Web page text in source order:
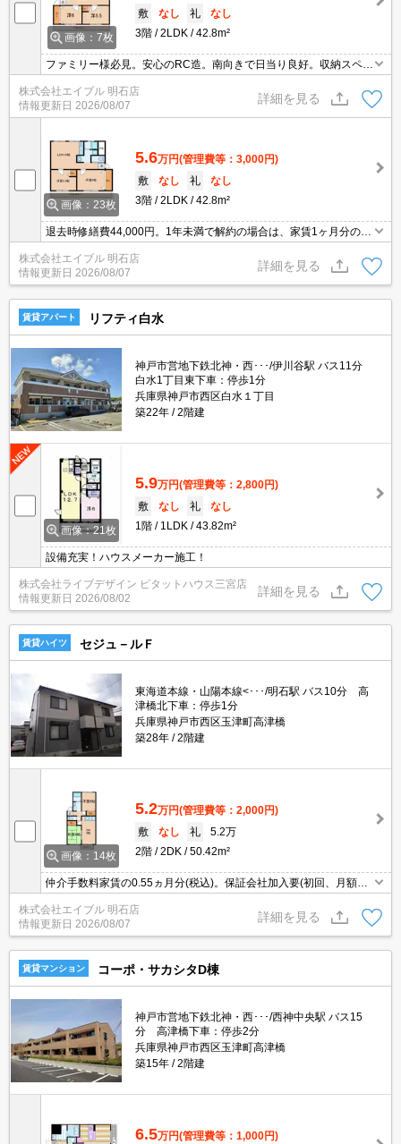
画像：7枚
敷
なし 礼
なし
3階
2LDK 42.8m²
ファミリー様必見。安心のRC造。南向きで日当り良好。収納スペー
スが充実。システムキッチンで料理もバッチリ!。自治会費300円/
月。サポートシステム加入要880円/月。退去時清掃費44,000円。
株式会社エイブル 明石店
情報更新日 2026/08/07
詳細を見る
画像：23枚
5.6万円(管理費等：3,000円)
敷
なし 礼
なし
3階
2LDK 42.8m²
退去時修繕費44,000円。1年未満で解約の場合は、家賃1ヶ月分の違
約金。全戸南向き。システムキッチンをお好みの方に。広々リビン
グがいいですね。6ヶ月未満の解約時、違約金2ヶ月分発生。
株式会社エイブル 明石店
情報更新日 2026/08/07
詳細を見る
賃貸アパート リフティ白水
神戸市営地下鉄北神・西･･･/伊川谷駅 バス11分
白水1丁目東下車：停歩1分
兵庫県神戸市西区白水１丁目
築22年
2階建
画像：21枚
5.9万円(管理費等：2,800円)
敷
なし 礼
なし
1階
1LDK 43.82m²
設備充実！ハウスメーカー施工！
株式会社ライブデザイン ピタットハウス三宮店
情報更新日 2026/08/02
詳細を見る
賃貸ハイツ セジュ－ルＦ
東海道本線・山陽本線<･･･/明石駅 バス10分 高
津橋北下車：停歩1分
兵庫県神戸市西区玉津町高津橋
築28年
2階建
画像：14枚
5.2万円(管理費等：2,000円)
敷
なし 礼
5.2万
2階
2DK 50.42m²
仲介手数料家賃の0.55ヵ月分(税込)。保証会社加入要(初回、月額総
支払額の50%、更新料10,000円/年)。賃料口座引落手数料220円/
月。角部屋をお探しの方に。
株式会社エイブル 明石店
情報更新日 2026/08/07
詳細を見る
賃貸マンション コーポ・サカシタD棟
神戸市営地下鉄北神・西･･･/西神中央駅 バス15
分 高津橋下車：停歩2分
兵庫県神戸市西区玉津町高津橋
築15年
2階建
6.5万円(管理費等：1,000円)